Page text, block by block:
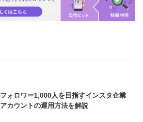
フォロワー1,000人を目指すインスタ企業
アカウントの運用方法を解説